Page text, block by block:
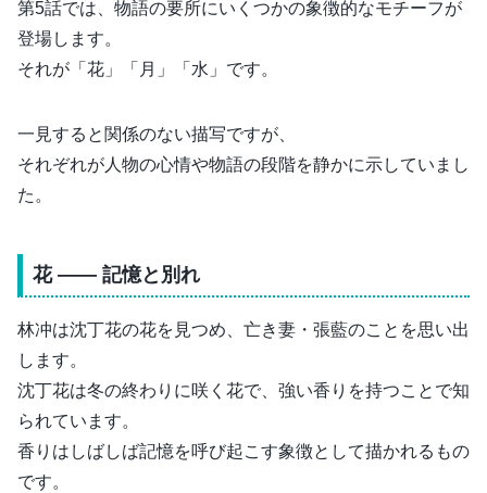
第5話では、物語の要所にいくつかの象徴的なモチーフが
登場します。
それが「花」「月」「水」です。
一見すると関係のない描写ですが、
それぞれが人物の心情や物語の段階を静かに示していまし
た。
花 ―― 記憶と別れ
林冲は沈丁花の花を見つめ、亡き妻・張藍のことを思い出
します。
沈丁花は冬の終わりに咲く花で、強い香りを持つことで知
られています。
香りはしばしば記憶を呼び起こす象徴として描かれるもの
です。